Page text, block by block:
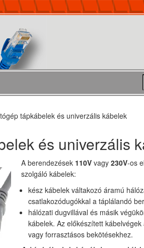
tápkábelek és univerzális kábelek
és univerzális
A berendezések 110Vvagy 230V-os
szolgáló kábelek:
kész kábelek váltakozó áramú
csatlakozódugókkal a táplálandó
hálózati dugvillával és másik
kábelek. Az előkészített
vagy forrasztásos bekötésekhez.